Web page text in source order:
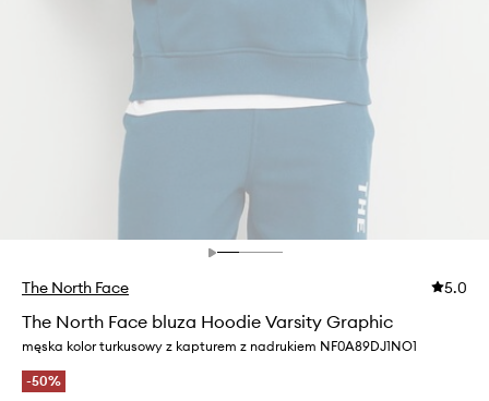
The North Face 5.0
The North Face bluza Hoodie Varsity Graphic
męska kolor turkusowy z kapturem z nadrukiem NF0A89DJ1NO1
-50%